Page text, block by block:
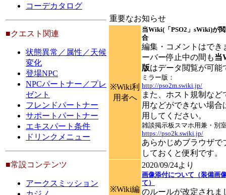
コーデカタログ
■クエスト関連
状態異常／属性／天候
変化
登場NPC
NPCパートナー／プレ
ゼント
フレンドパートナー
サポートパートナー
エキスパート条件
ドリンクメニュー
■常設コンテンツ
アークスミッション
重要なお知らせ
※Wiki利
用者へ
当Wiki(「PSO2」sWiki)が
合
編集・コメントはでき
ーバー停止中の間も当
版はデータ閲覧が可能
ミラー版：
http://pso2m.swiki.jp/
また、ホスト規制など
用などができない場合
用してください。
雑談掲示板スマホ用兼・別
https://pso2k.swiki.jp/
あらかじめブラウザで
しておくと便利です。
※Wiki編
2020/09/24より
画像添付について（装備画
て）
のルールが改定されま